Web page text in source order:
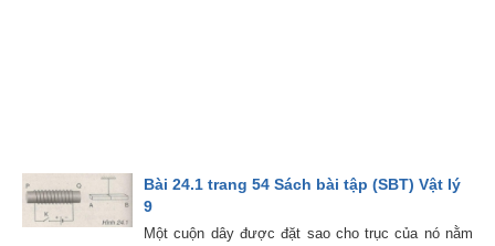
Bài 24.1 trang 54 Sách bài tập (SBT) Vật lý
9
Một cuộn dây được đặt sao cho trục của nó nằm